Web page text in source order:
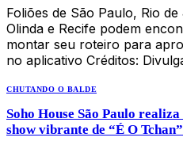
Foliões de São Paulo, Rio
Olinda e Recife podem
montar seu roteiro para
no aplicativo Créditos:
CHUTANDO O BALDE
Soho House São Paulo
show vibrante de “É O Tchan”